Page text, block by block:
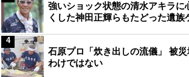
強いショック状態の清水アキラ
くした神田正輝らもたどった遺族
石原プロ「炊き出しの流儀」 被
わけではない
4